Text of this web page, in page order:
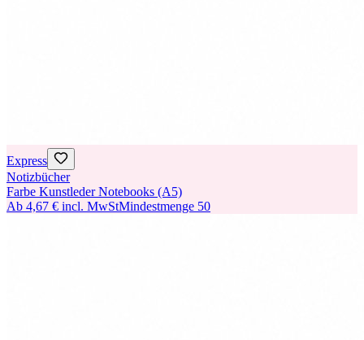
Express
Notizbücher
Farbe Kunstleder Notebooks (A5)
Ab 4,67 € incl. MwStMindestmenge 50